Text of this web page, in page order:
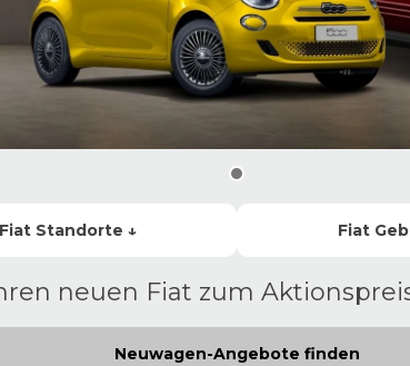
Fiat Standorte ↓ Fiat
neuen Fiat zum
Neuwagen-Angebote finden